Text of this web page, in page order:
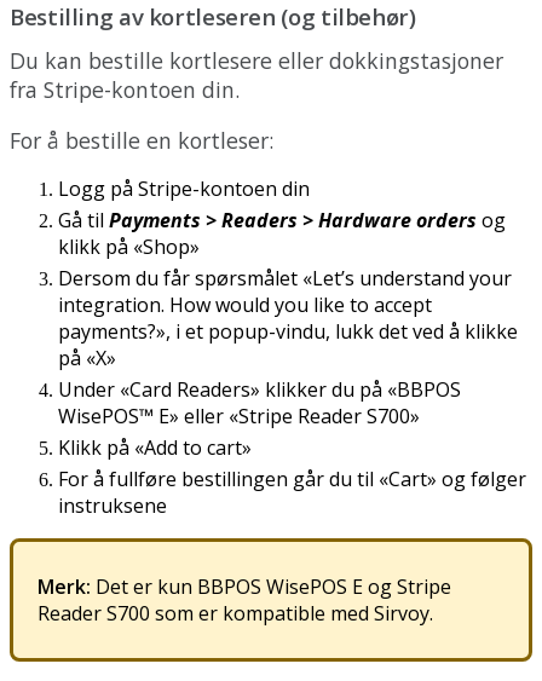
Bestilling av kortleseren (og tilbehør)
Du kan bestille kortlesere eller dokkingstasjoner
fra Stripe-kontoen din.
For å bestille en kortleser:
Logg på Stripe-kontoen din
Gå til Payments >Readers >Hardwareorders og
klikk på «Shop»
Dersom du fårspørsmålet «Let’s understand your
integration. Howwould you like to accept
payments?», i et popup-vindu, lukkdetved å klikke
på «X»
Under «Card Readers» klikkerdu på «BBPOS
WisePOS™ E» eller «Stripe ReaderS700»
Klikk på «Add to cart»
Forå fullføre bestillingen gårdu til «Cart» ogfølger
instruksene
Merk: Deter kun BBPOS WisePOS EogStripe
ReaderS700 som er kompatible med Sirvoy.